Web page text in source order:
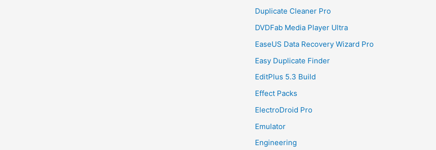
Duplicate Cleaner Pro
DVDFab Media Player Ultra
EaseUS Data Recovery Wizard Pro
Easy Duplicate Finder
EditPlus 5.3 Build
Effect Packs
ElectroDroid Pro
Emulator
Engineering